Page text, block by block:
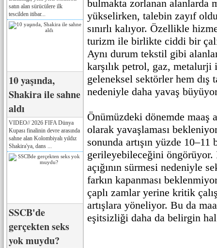
satın alan sürücülere ilk
tescilden itibar...
10 yaşında,
Shakira ile sahne
aldı
VIDEO// 2026 FIFA Dünya
Kupası finalinin devre arasında
sahne alan Kolombiyalı yıldız
Shakira'ya, dans ...
SSCB'de
gerçekten seks
yok muydu?
bulmakta zorlanan alanlarda
yükselirken, talebin zayıf
sınırlı kalıyor. Özellikle
turizm ile birlikte ciddi bir
Aynı durum tekstil gibi
karşılık petrol, gaz,
geleneksel sektörler hem dış
nedeniyle daha yavaş
Önümüzdeki dönemde maaş
olarak yavaşlaması
sonunda artışın yüzde 10–11
gerileyebileceğini öngörüyor.
açığının sürmesi nedeniyle
farkın kapanması
çaplı zamlar yerine kritik
artışlara yöneliyor. Bu da
eşitsizliği daha da belirgin